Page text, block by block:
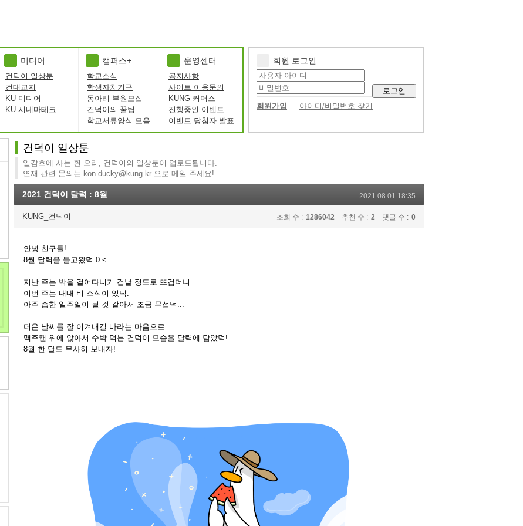
미디어
건덕이 일상툰
건대교지
KU 미디어
KU 시네마테크
캠퍼스+
학교소식
학생자치기구
동아리 부원모집
건덕이의 꿀팁
학교서류양식 모음
운영센터
공지사항
사이트 이용문의
KUNG 커머스
진행중인 이벤트
이벤트 당첨자 발표
회원 로그인
로그인
회원가입
아이디/비밀번호 찾기
건덕이 일상툰
일감호에 사는 흰 오리, 건덕이의 일상툰이 업로드됩니다.
연재 관련 문의는 kon.ducky@kung.kr 으로 메일 주세요!
2021 건덕이 달력 : 8월 2021.08.01 18:35
KUNG_건덕이 조회 수 : 1286042 추천 수 : 2 댓글 수 : 0
안녕 친구들!
8월 달력을 들고왔덕 0.<
지난 주는 밖을 걸어다니기 겁날 정도로 뜨겁더니
이번 주는 내내 비 소식이 있덕.
아주 습한 일주일이 될 것 같아서 조금 무섭덕...
더운 날씨를 잘 이겨내길 바라는 마음으로
맥주캔 위에 앉아서 수박 먹는 건덕이 모습을 달력에 담았덕!
8월 한 달도 무사히 보내자!